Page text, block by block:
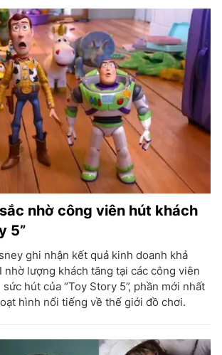
nhờ công viên hút khách
5”
ghi nhận kết quả kinh doanh khả
nhờ lượng khách tăng tại các công viên
hút của “Toy Story 5”, phần mới nhất
hình nổi tiếng về thế giới đồ chơi.